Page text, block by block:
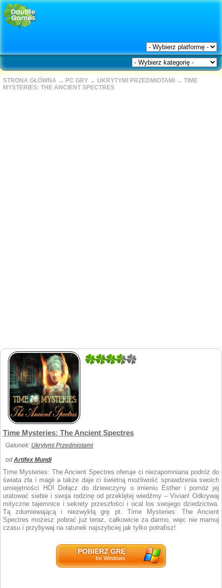
STRONA GŁÓWNA → PC GRY → UKRYTYMI PRZEDMIOTAMI → TIME
MYSTERIES: THE ANCIENT SPECTRES
5
Time Mysteries: The Ancient Spectres
Gatunek: Ukrytymi Przedmiotami
od Artifex Mundi
Time Mysteries: The Ancient Spectres oferuje ci niezapomniana podróż do
świata zła i magii a także daje ci świetną możliwość sprawdzenia swoich
umiejętności HO! Dołącz do dziewczyny o imieniu Esther i pomóż jej
uratować siebie i swoja rodzinę od przeklętej wiedźmy – Vivian! Odkrywaj
mityczne tajemnice i sekrety przeszłości i ocal los swojego dziedzictwa.
Tą zdumiewającą i niezwykłą grę pt. Time Mysteries: The Ancient
Spectres możesz pobrać już teraz, całkowicie za darmo, więc nie marnuj
czasu i przybywaj na ratunek najszybciej jak tylko potrafisz!
POBIERZ GRĘ
for Windows